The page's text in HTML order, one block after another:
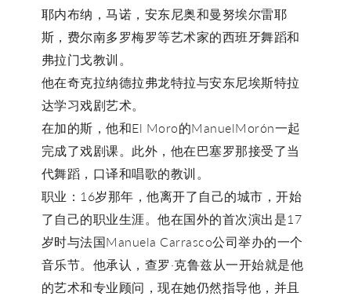
耶内布纳，马诺，安东尼奥和曼努埃尔雷耶
斯，费尔南多罗梅罗等艺术家的西班牙舞蹈和
弗拉门戈教训。
他在奇克拉纳德拉弗龙特拉与安东尼埃斯特拉
达学习戏剧艺术。
在加的斯，他和El Moro的ManuelMorón一起
完成了戏剧课。此外，他在巴塞罗那接受了当
代舞蹈，口译和唱歌的教训。
职业：16岁那年，他离开了自己的城市，开始
了自己的职业生涯。他在国外的首次演出是17
岁时与法国Manuela Carrasco公司举办的一个
音乐节。他承认，查罗·克鲁兹从一开始就是他
的艺术和专业顾问，现在她仍然指导他，并且